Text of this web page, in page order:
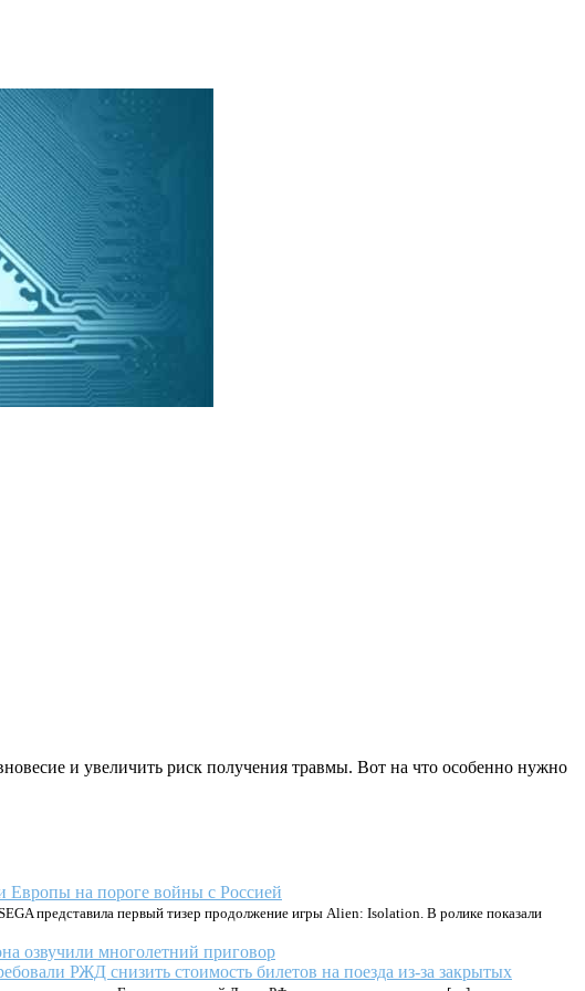
и увеличить риск получения травмы. Вот на что особенно нужно
на пороге войны с Россией
представила первый тизер продолжение игры Alien: Isolation. В ролике показали
озвучили многолетний приговор
РЖД снизить стоимость билетов на поезда из-за закрытых